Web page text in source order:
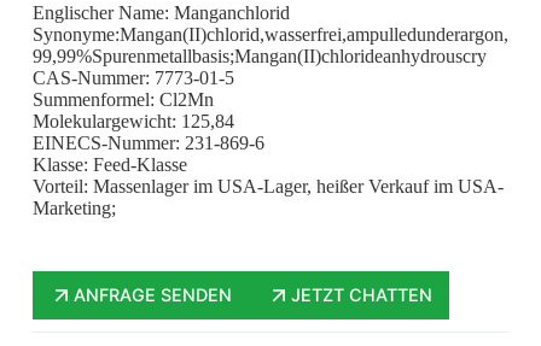
Englischer Name: Manganchlorid
Synonyme:Mangan(II)chlorid,wasserfrei,ampulledunderargon,
99,99%Spurenmetallbasis;Mangan(II)chlorideanhydrouscry
CAS-Nummer: 7773-01-5
Summenformel: Cl2Mn
Molekulargewicht: 125,84
EINECS-Nummer: 231-869-6
Klasse: Feed-Klasse
Vorteil: Massenlager im USA-Lager, heißer Verkauf im USA-
Marketing;
ANFRAGE SENDEN JETZT CHATTEN